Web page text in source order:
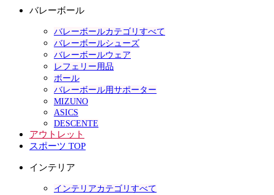
バレーボール
バレーボールカテゴリすべて
バレーボールシューズ
バレーボールウェア
レフェリー用品
ボール
バレーボール用サポーター
MIZUNO
ASICS
DESCENTE
アウトレット
スポーツ TOP
インテリア
インテリアカテゴリすべて